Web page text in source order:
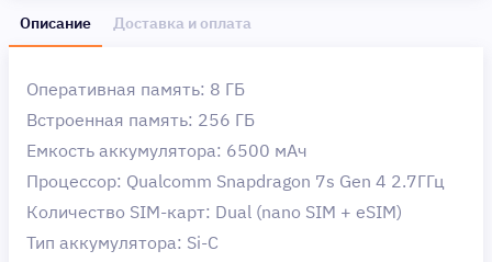
Описание Доставка и оплата
Оперативная память: 8 ГБ
Встроенная память: 256 ГБ
Емкость аккумулятора: 6500 мAч
Процессор: Qualcomm Snapdragon 7s Gen 4 2.7ГГц
Количество SIM-карт: Dual (nano SIM + eSIM)
Тип аккумулятора: Si-C